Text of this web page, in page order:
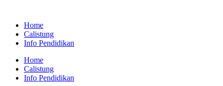
Home
Calistung
Info Pendidikan
Home
Calistung
Info Pendidikan